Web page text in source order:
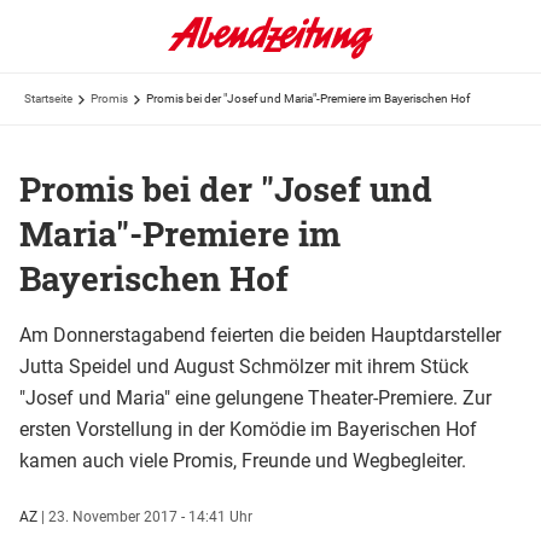
Startseite Promis Promis bei der "Josef und Maria"-Premiere im Bayerischen Hof
Promis bei der "Josef und
Maria"-Premiere im
Bayerischen Hof
Am Donnerstagabend feierten die beiden Hauptdarsteller
Jutta Speidel und August Schmölzer mit ihrem Stück
"Josef und Maria" eine gelungene Theater-Premiere. Zur
ersten Vorstellung in der Komödie im Bayerischen Hof
kamen auch viele Promis, Freunde und Wegbegleiter.
AZ | 23. November 2017 - 14:41 Uhr